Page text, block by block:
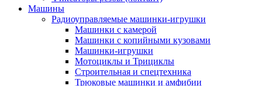
Машины
Радиоуправляемые машинки-игрушки
Машинки с камерой
Машинки с копийными кузовами
Машинки-игрушки
Мотоциклы и Трициклы
Строительная и спецтехника
Трюковые машинки и амфибии